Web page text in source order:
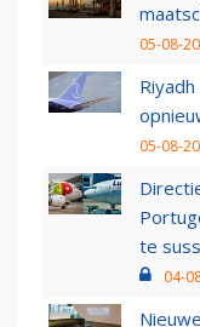
05-08-
05-08-
te
04-